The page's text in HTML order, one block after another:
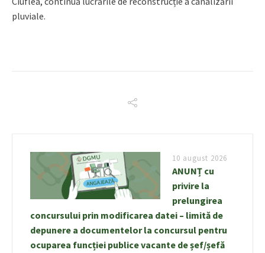
pluviale.
10 august 2026
ANUNȚ cu
privire la
prelungirea
concursului prin modificarea datei – limită de
depunere a documentelor la concursul pentru
ocuparea funcției publice vacante de șef/șefă